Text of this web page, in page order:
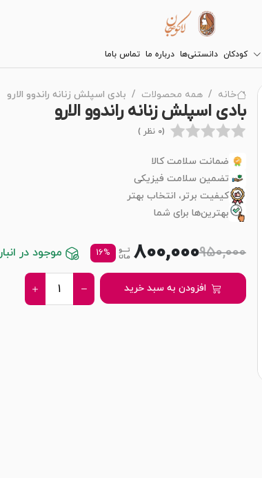
کودکان دانستنی‌ها درباره ما تماس باما
خانه همه محصولات بادی اسپلش زنانه راندوو الارو
بادی اسپلش زنانه راندوو الارو
(0 نظر )
ضمانت سلامت کالا
تضمین سلامت فیزیکی
کیفیت برتر، انتخاب بهتر
بهترین‌ها برای شما
950,000
800,000
16% موجود در انبار
افزودن به سبد خرید